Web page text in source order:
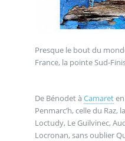
Presque le bout du
France, la pointe Sud-
De Bénodet à Camareten
Penmarc’h, celle du Raz,
Loctudy, Le Guilvinec,
Locronan, sans oublier